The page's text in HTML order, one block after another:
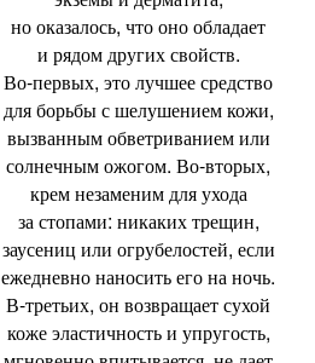
но оказалось, что оно обладает
и рядом других свойств.
Во‑первых, это лучшее средство
для борьбы с шелушением кожи,
вызванным обветриванием или
солнечным ожогом. Во‑вторых,
крем незаменим для ухода
за стопами: никаких трещин,
заусениц или огрубелостей, если
ежедневно наносить его на ночь.
В-третьих, он возвращает сухой
коже эластичность и упругость,